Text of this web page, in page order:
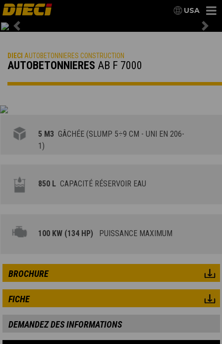
USA
Previous
DIECI AUTOBETONNIERES CONSTRUCTION
AUTOBETONNIERES AB F 7000
5 M3 GÂCHÉE (SLUMP 5÷9 CM - UNI EN 206-
1)
850 L CAPACITÉ RÉSERVOIR EAU
100 KW (134 HP) PUISSANCE MAXIMUM
BROCHURE
FICHE
DEMANDEZ DES INFORMATIONS